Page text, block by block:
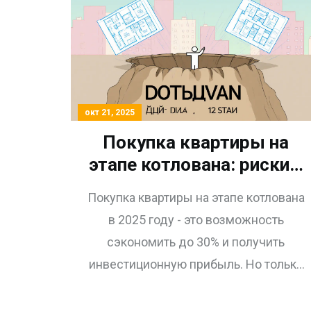
окт 21, 2025
Покупка квартиры на
этапе котлована: риски и
Покупка квартиры на этапе котлована
в 2025 году - это возможность
сэкономить до 30% и получить
инвестиционную прибыль. Но только